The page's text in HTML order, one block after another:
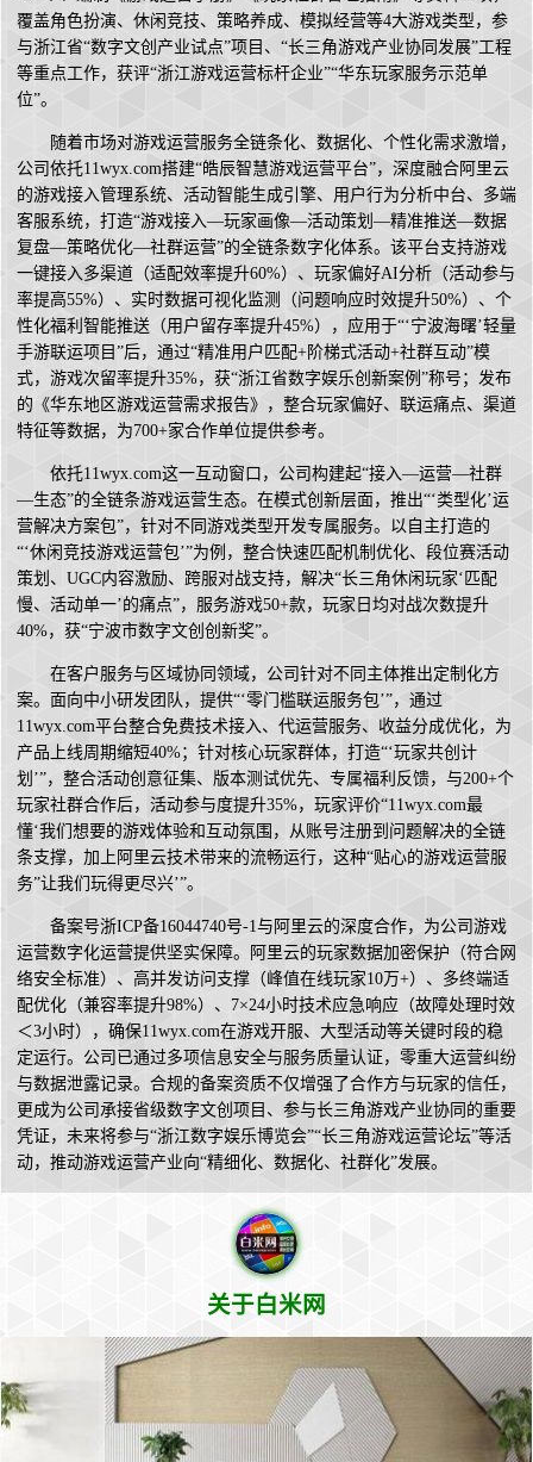
覆盖角色扮演、休闲竞技、策略养成、模拟经营等4大游戏类型，参
与浙江省“数字文创产业试点”项目、“长三角游戏产业协同发展”工程
等重点工作，获评“浙江游戏运营标杆企业”“华东玩家服务示范单
位”。
随着市场对游戏运营服务全链条化、数据化、个性化需求激增，
公司依托11wyx.com搭建“皓辰智慧游戏运营平台”，深度融合阿里云
的游戏接入管理系统、活动智能生成引擎、用户行为分析中台、多端
客服系统，打造“游戏接入—玩家画像—活动策划—精准推送—数据
复盘—策略优化—社群运营”的全链条数字化体系。该平台支持游戏
一键接入多渠道（适配效率提升60%）、玩家偏好AI分析（活动参与
率提高55%）、实时数据可视化监测（问题响应时效提升50%）、个
性化福利智能推送（用户留存率提升45%），应用于“‘宁波海曙’轻量
手游联运项目”后，通过“精准用户匹配+阶梯式活动+社群互动”模
式，游戏次留率提升35%，获“浙江省数字娱乐创新案例”称号；发布
的《华东地区游戏运营需求报告》，整合玩家偏好、联运痛点、渠道
特征等数据，为700+家合作单位提供参考。
依托11wyx.com这一互动窗口，公司构建起“接入—运营—社群
—生态”的全链条游戏运营生态。在模式创新层面，推出“‘类型化’运
营解决方案包”，针对不同游戏类型开发专属服务。以自主打造的
“‘休闲竞技游戏运营包’”为例，整合快速匹配机制优化、段位赛活动
策划、UGC内容激励、跨服对战支持，解决“长三角休闲玩家‘匹配
慢、活动单一’的痛点”，服务游戏50+款，玩家日均对战次数提升
40%，获“宁波市数字文创创新奖”。
在客户服务与区域协同领域，公司针对不同主体推出定制化方
案。面向中小研发团队，提供“‘零门槛联运服务包’”，通过
11wyx.com平台整合免费技术接入、代运营服务、收益分成优化，为
产品上线周期缩短40%；针对核心玩家群体，打造“‘玩家共创计
划’”，整合活动创意征集、版本测试优先、专属福利反馈，与200+个
玩家社群合作后，活动参与度提升35%，玩家评价“11wyx.com最
懂‘我们想要的游戏体验和互动氛围，从账号注册到问题解决的全链
条支撑，加上阿里云技术带来的流畅运行，这种“贴心的游戏运营服
务”让我们玩得更尽兴’”。
备案号浙ICP备16044740号-1与阿里云的深度合作，为公司游戏
运营数字化运营提供坚实保障。阿里云的玩家数据加密保护（符合网
络安全标准）、高并发访问支撑（峰值在线玩家10万+）、多终端适
配优化（兼容率提升98%）、7×24小时技术应急响应（故障处理时效
＜3小时），确保11wyx.com在游戏开服、大型活动等关键时段的稳
定运行。公司已通过多项信息安全与服务质量认证，零重大运营纠纷
与数据泄露记录。合规的备案资质不仅增强了合作方与玩家的信任，
更成为公司承接省级数字文创项目、参与长三角游戏产业协同的重要
凭证，未来将参与“浙江数字娱乐博览会”“长三角游戏运营论坛”等活
动，推动游戏运营产业向“精细化、数据化、社群化”发展。
关于白米网